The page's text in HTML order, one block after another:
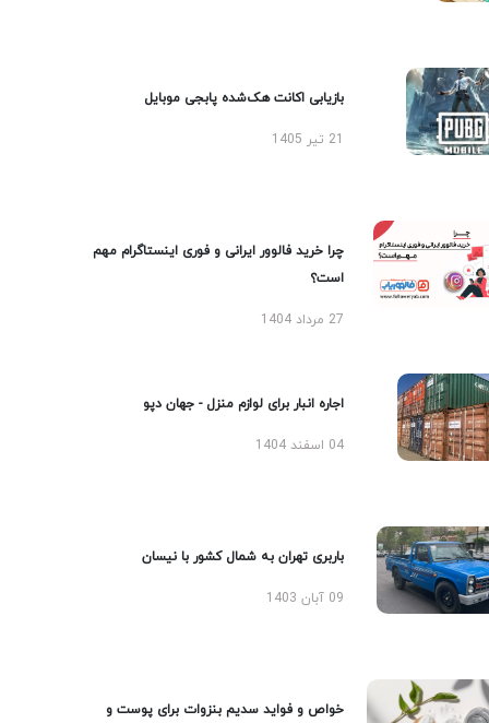
بازیابی اکانت هک‌شده پابجی موبایل
چرا خرید فالوور ایرانی و فوری اینستاگرام مهم
است؟
27 مرداد 1404
اجاره انبار برای لوازم منزل - جهان دپو
04 اسفند 1404
باربری تهران به شمال کشور با نیسان
09 آبان 1403
خواص و فواید سدیم بنزوات برای پوست و